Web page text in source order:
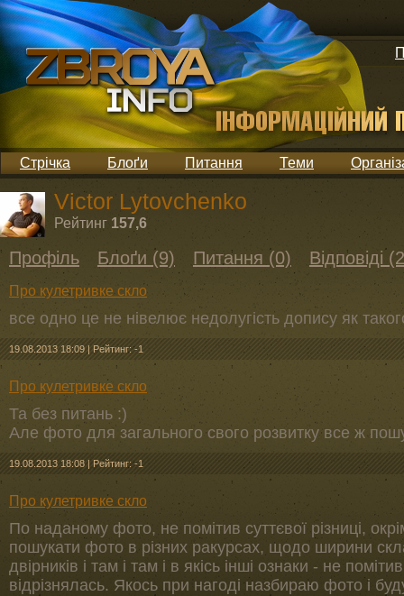
Стрічка Блоґи Питання Теми
Victor Lytovchenko
Рейтинг 157,6
Профіль Блоґи (9) Питання (0) Відповіді
Про кулетривке скло
все одно це не нівелює недолугість допису як
19.08.2013 18:09 | Рейтинг: -1
Про кулетривке скло
Та без питань :)
Але фото для загального свого розвитку все ж
19.08.2013 18:08 | Рейтинг: -1
Про кулетривке скло
По наданому фото, не помітив суттєвої різниці,
пошукати фото в різних ракурсах, щодо ширини
двірників і там і там і в якісь інші ознаки - не
відрізнялась. Якось при нагоді назбираю фото і